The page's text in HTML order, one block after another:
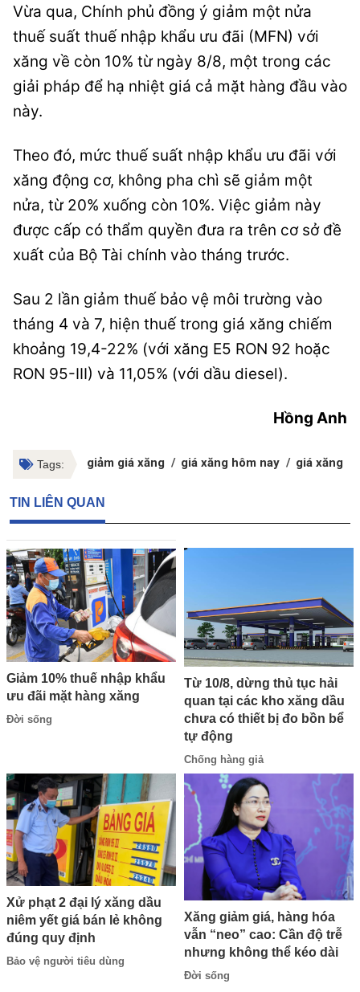
Vừa qua, Chính phủ đồng ý giảm một nửa
thuế suất thuế nhập khẩu ưu đãi (MFN) với
xăng về còn 10% từ ngày 8/8, một trong các
giải pháp để hạ nhiệt giá cả mặt hàng đầu vào
này.
Theo đó, mức thuế suất nhập khẩu ưu đãi với
xăng động cơ, không pha chì sẽ giảm một
nửa, từ 20% xuống còn 10%. Việc giảm này
được cấp có thẩm quyền đưa ra trên cơ sở đề
xuất của Bộ Tài chính vào tháng trước.
Sau 2 lần giảm thuế bảo vệ môi trường vào
tháng 4 và 7, hiện thuế trong giá xăng chiếm
khoảng 19,4-22% (với xăng E5 RON 92 hoặc
RON 95-III) và 11,05% (với dầu diesel).
Hồng Anh
Tags: giảm giá xăng giá xăng hôm nay giá xăng
TIN LIÊN QUAN
Giảm 10% thuế nhập khẩu
ưu đãi mặt hàng xăng
Đời sống
Từ 10/8, dừng thủ tục hải
quan tại các kho xăng dầu
chưa có thiết bị đo bồn bể
tự động
Chống hàng giả
Xử phạt 2 đại lý xăng dầu
niêm yết giá bán lẻ không
đúng quy định
Bảo vệ người tiêu dùng
Xăng giảm giá, hàng hóa
vẫn “neo” cao: Cần độ trễ
nhưng không thể kéo dài
Đời sống